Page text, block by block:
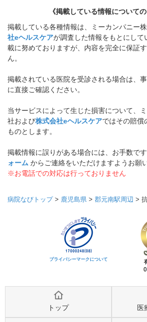
《掲載している情報についての
掲載している各種情報は、ミーカンパニー
社eヘルスケアが調査した情報をもとにして
載に努めておりますが、内容を完全に保証
ん。
掲載されている医院を受診される場合は、
に直接ご確認ください。
当サービスによって生じた損害について、
社および株式会社eヘルスケアではその賠償
ものとします。
掲載情報に誤りがある場合には、お手数です
ォーム からご連絡をいただけますようお願
※お電話での対応は行っておりません
病院なびトップ> 鹿児島県 > 郡元南駅周辺 >
プライバシーマークについて
トップ 医